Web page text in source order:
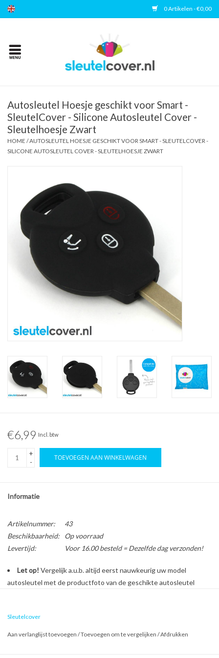
0 Artikelen - €0,00
Home
Accessoires
Veelgestelde vragen
Autosleutel Hoesje geschikt voor Smart -
SleutelCover - Silicone Autosleutel Cover -
Sleutelhoesje Zwart
HOME /AUTOSLEUTEL HOESJE GESCHIKT VOOR SMART - SLEUTELCOVER -
SILICONE AUTOSLEUTEL COVER - SLEUTELHOESJE ZWART
€6,99 Incl. btw
+
-
TOEVOEGEN AAN WINKELWAGEN
Informatie
Artikelnummer:
43
Beschikbaarheid:
Op voorraad
Levertijd:
Voor 16.00 besteld = Dezelfde dag verzonden!
Let op! Vergelijk a.u.b. altijd eerst nauwkeurig uw model
autosleutel met de productfoto van de geschikte autosleutel
Sleutelcover
Aan verlanglijst toevoegen /Toevoegen om te vergelijken /Afdrukken